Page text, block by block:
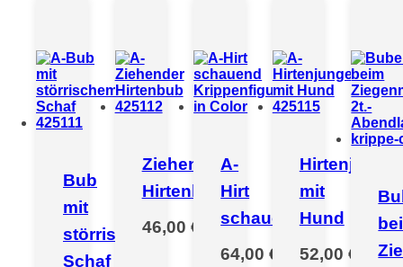
Bub
mit
störrischem
Schaf
Ziehender
Hirtenbub
46,00 €
A-
Hirt
schauend
64,00 €
Hirtenjunge
mit
Hund
52,00 €